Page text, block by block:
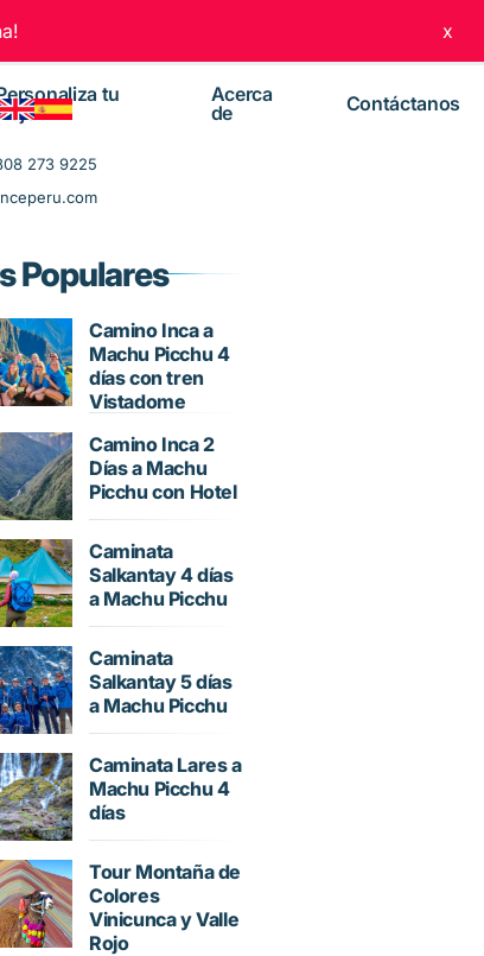
x
273 9225
tu
Acerca
de
Contáctanos
Populares
Camino Inca a
Machu Picchu 4
días con tren
Vistadome
Camino Inca 2
Días a Machu
Picchu con Hotel
Caminata
Salkantay 4 días
a Machu Picchu
Caminata
Salkantay 5 días
a Machu Picchu
Caminata Lares a
Machu Picchu 4
días
Tour Montaña de
Colores
Vinicunca y Valle
Rojo